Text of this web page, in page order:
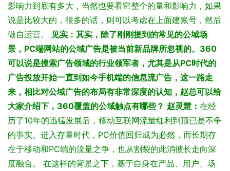
影响力到底有多大，当然也要看它整个的量和影响力，如果
说是比较大的，很多的话，则可以考虑在上面建账号，然后
做自运营。
见实：其实，除了刚刚提到的常见的公域场
景，PC端网站的公域广告是被当前新品牌所忽视的。360
可以说是搜索广告领域的行业领军者，尤其是从PC时代的
广告投放开始一直到如今手机端的信息流广告，这一路走
来，相比对公域广告的布局有非常深度的认知，赵总可以给
大家介绍下，360覆盖的公域触点有哪些？ 赵灵慧： 在经
历了10年的迅猛发展后，移动互联网流量红利到顶已是不争
的事实。进入存量时代，PC价值回归成为必然，而长期存
在于移动和PC端的流量之争，也从割裂的此消彼长走向深
度融合。
在这样的背景之下，基于自身在产品、用户、场